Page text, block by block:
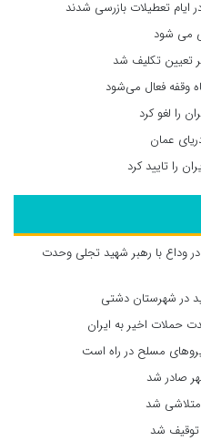
ایام تعطیلات بازرسی شدند
می‌ شود
تعیین تکلیف شد
وقفه فعال می‌شود
را لغو کرد
عمان
را تایید کرد
وداع با رهبر شهید تجلی وحدت
در شهرستان دشتی
حملات اخیر به ایران
مسلح در راه است
صادر شد
توقیف شد